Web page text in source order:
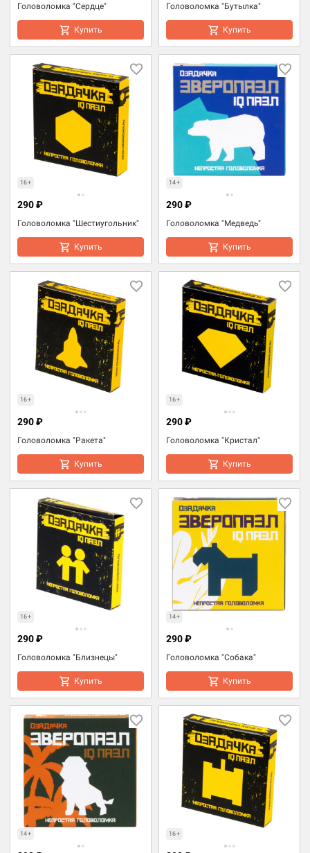
Головоломка "Сердце"
Купить
Головоломка "Бутылка"
Купить
16+
Головоломка "Шестиугольник"
290 ₽
Купить
14+
Головоломка "Медведь"
290 ₽
Купить
16+
Головоломка "Ракета"
290 ₽
Купить
16+
Головоломка "Кристал"
290 ₽
Купить
16+
Головоломка "Близнецы"
290 ₽
Купить
14+
Головоломка "Собака"
290 ₽
Купить
14+ 16+